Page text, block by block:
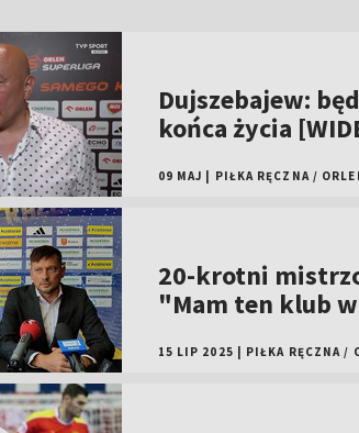
Dujszebajew:
końca życia
09 MAJ PIŁKA RĘCZNA /
20-krotni
"Mam ten klub
15 LIP 2025 PIŁKA RĘCZNA /